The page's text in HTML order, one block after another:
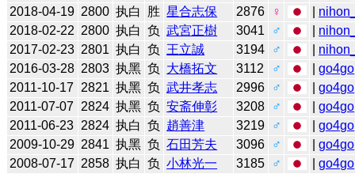
2018-04-19 2800 执白 胜 星合志保 2876 ♀
2018-02-22 2800 执白 负 武宮正樹 3041 ♂
2017-02-23 2801 执白 负 王立誠 3194 ♂
2016-03-28 2803 执黑 负 大橋拓文 3112 ♂ |go4go
2011-10-17
2821 执黑 负 武井孝志 2996 ♂ |go4go
2011-07-07
2824 执黑 负 安斋伸彰 3208 ♂ |go4go
2011-06-23 2824 执白 负 趙善津 3219 ♂ |go4go
2009-10-29 2841 执黑 负 石田芳夫 3096 ♂ |go4go
2008-07-17 2858 执白 负 小林光一 3185 ♂ |go4go